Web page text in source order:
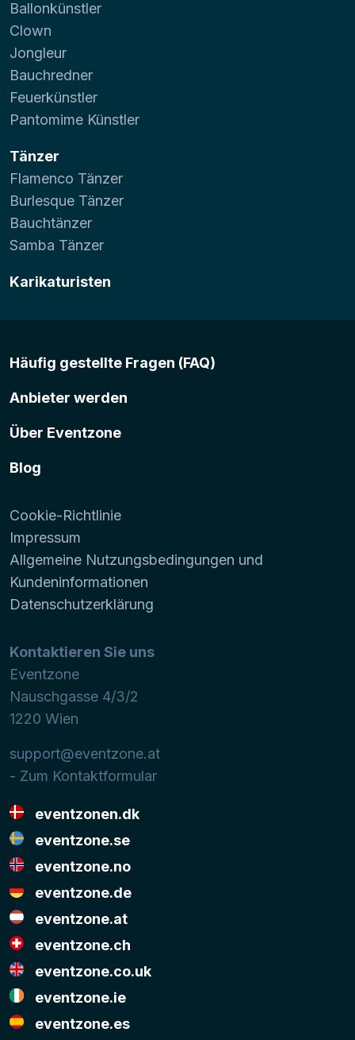
Ballonkünstler
Clown
Jongleur
Bauchredner
Feuerkünstler
Pantomime Künstler
Tänzer
Flamenco Tänzer
Burlesque Tänzer
Bauchtänzer
Samba Tänzer
Karikaturisten
Häufig gestellte Fragen (FAQ)
Anbieter werden
Über Eventzone
Blog
Cookie-Richtlinie
Impressum
Allgemeine Nutzungsbedingungen und
Kundeninformationen
Datenschutzerklärung
Kontaktieren Sie uns
Eventzone
Nauschgasse 4/3/2
1220 Wien
support@eventzone.at
- Zum Kontaktformular
eventzonen.dk
eventzone.se
eventzone.no
eventzone.de
eventzone.at
eventzone.ch
eventzone.co.uk
eventzone.ie
eventzone.es